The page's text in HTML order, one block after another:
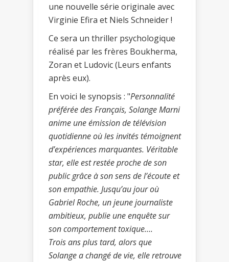
une nouvelle série originale avec
Virginie Efira et Niels Schneider !
Ce sera un thriller psychologique
réalisé par les frères Boukherma,
Zoran et Ludovic (Leurs enfants
après eux).
En voici le synopsis : "Personnalité
préférée des Français, Solange Marni
anime une émission de télévision
quotidienne où les invités témoignent
d’expériences marquantes. Véritable
star, elle est restée proche de son
public grâce à son sens de l’écoute et
son empathie. Jusqu’au jour où
Gabriel Roche, un jeune journaliste
ambitieux, publie une enquête sur
son comportement toxique….
Trois ans plus tard, alors que
Solange a changé de vie, elle retrouve